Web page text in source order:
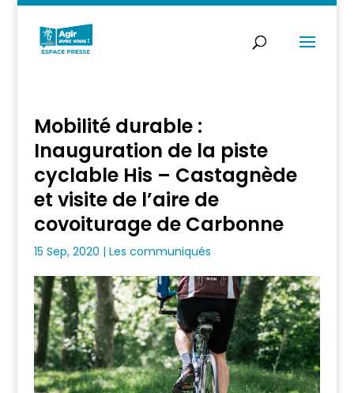
Mobilité durable :
Inauguration de la piste
cyclable His – Castagnède
et visite de l’aire de
covoiturage de Carbonne
15 Sep, 2020 | Les communiqués